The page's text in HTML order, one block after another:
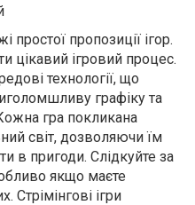
простої пропозиції ігор.
цікавий ігровий процес.
технології, що
графіку та
гра покликана
світ, дозволяючи їм
в пригоди. Слідкуйте за
якщо маєте
ігри